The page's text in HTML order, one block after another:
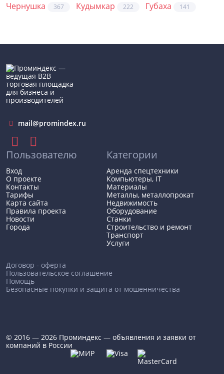
Чернушка 367 Кудымкар 222 Губаха 141
mail@promindex.ru
Пользователю
Вход
О проекте
Контакты
Тарифы
Карта сайта
Правила проекта
Новости
Города
Категории
Аренда спецтехники
Компьютеры, IT
Материалы
Металлы, металлопрокат
Недвижимость
Оборудование
Станки
Строительство и ремонт
Транспорт
Услуги
Договор - оферта
Пользовательское соглашение
Помощь
Безопасные покупки и защита от мошенничества
© 2016 — 2026 Проминдекс — объявления и заявки от
компаний в России